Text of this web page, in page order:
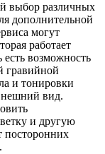
выбор различных
дополнительной
могут
работает
возможность
гравийной
и тонировки
вид.
и другую
посторонних